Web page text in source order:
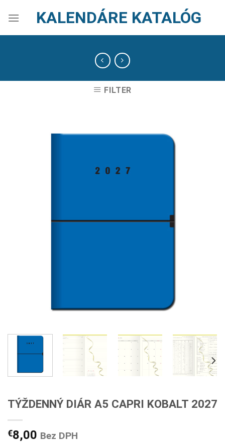
KALENDÁRE KATALÓG
FILTER
TÝŽDENNÝ DIÁR A5 CAPRI KOBALT 2027
€8,00 Bez DPH